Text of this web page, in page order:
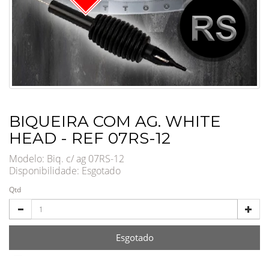
BIQUEIRA COM AG. WHITE
HEAD - REF 07RS-12
Modelo: Biq. c/ ag 07RS-12
Disponibilidade: Esgotado
Qtd
Esgotado